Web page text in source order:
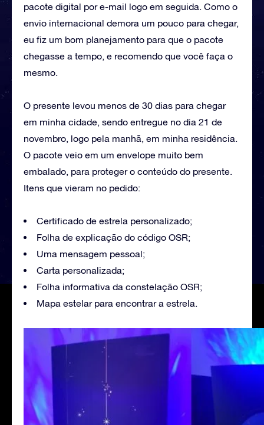
pacote digital por e-mail logo em seguida. Como o
envio internacional demora um pouco para chegar,
eu fiz um bom planejamento para que o pacote
chegasse a tempo, e recomendo que você faça o
mesmo.
O presente levou menos de 30 dias para chegar
em minha cidade, sendo entregue no dia 21 de
novembro, logo pela manhã, em minha residência.
O pacote veio em um envelope muito bem
embalado, para proteger o conteúdo do presente.
Itens que vieram no pedido:
Certificado de estrela personalizado;
Folha de explicação do código OSR;
Uma mensagem pessoal;
Carta personalizada;
Folha informativa da constelação OSR;
Mapa estelar para encontrar a estrela.